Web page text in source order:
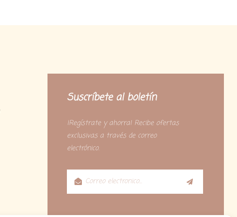
Suscríbete al boletín
¡Regístrate y ahorra! Recibe ofertas
exclusivas a través de correo
electrónico.